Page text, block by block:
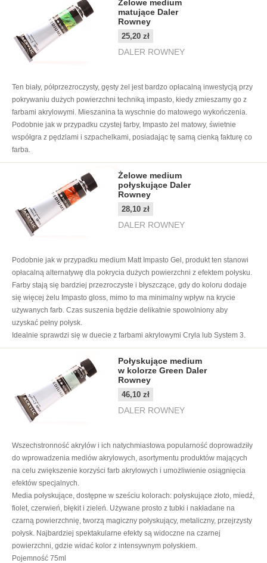
Żelowe medium
matujące Daler
Rowney
25,20 zł
DALER ROWNEY
Ten biały, półprzezroczysty, gęsty żel jest bardzo opłacalną inwestycją przy
pokrywaniu dużych powierzchni techniką impasto, kiedy zmieszamy go z
farbami akrylowymi. Mieszanina ta wyschnie do matowego wykończenia.
Podobnie jak w przypadku czystej farby, Impasto żel matowy, świetnie
współgra z pędzlami i szpachelkami, posiadając tę samą cienką fakturę co
farba.
Żelowe medium
połyskujące Daler
Rowney
28,10 zł
DALER ROWNEY
Podobnie jak w przypadku medium Matt Impasto Gel, produkt ten stanowi
opłacalną alternatywę dla pokrycia dużych powierzchni z efektem połysku.
Farby stają się bardziej przezroczyste i błyszczące, gdy do koloru dodaje
się więcej żelu Impasto gloss, mimo to ma minimalny wpływ na krycie
używanych farb. Czas suszenia będzie delikatnie spowolniony aby
uzyskać pełny połysk.
Idealnie sprawdzi się w duecie z farbami akrylowymi Cryla lub System 3.
Połyskujące medium
w kolorze Green Daler
Rowney
46,10 zł
DALER ROWNEY
Wszechstronność akrylów i ich natychmiastowa popularność doprowadziły
do wprowadzenia mediów akrylowych, asortymentu produktów mających
na celu zwiększenie korzyści farb akrylowych i umożliwienie osiągnięcia
efektów specjalnych.
Media połyskujące, dostępne w sześciu kolorach: połyskujące złoto, miedź,
fiolet, czerwień, błękit i zieleń. Używane prosto z tubki i nakładane na
czarną powierzchnię, tworzą magiczny połyskujący, metaliczny, przejrzysty
połysk. Najbardziej spektakularne efekty są widoczne na czarnej
powierzchni, gdzie widać kolor z intensywnym połyskiem.
Pojemność 75ml